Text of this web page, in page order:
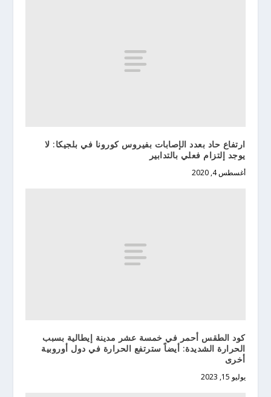
ارتفاع حاد بعدد الإصابات بفيروس كورونا في بلجيكا: لا
يوجد إلتزام فعلي بالتدابير
أغسطس 4, 2020
كود الطقس أحمر في خمسة عشر مدينة إيطالية بسبب
الحرارة الشديدة: أيضاً سترتفع الحرارة في دول أوروبية
أخرى
يوليو 15, 2023